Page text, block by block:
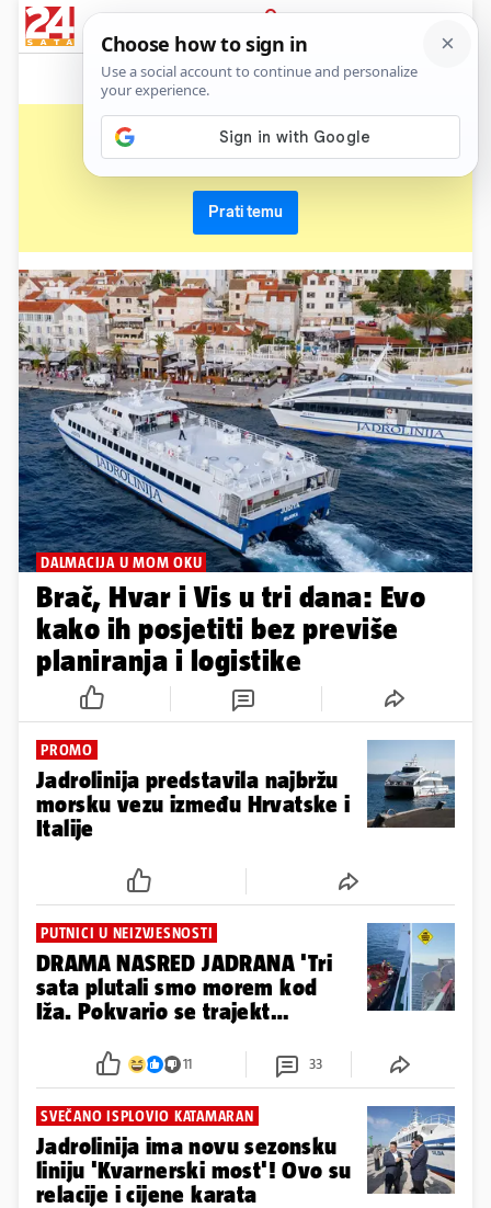
PRIJAVA
News
jadrolinija
Prati temu
DALMACIJA U MOM OKU
Brač, Hvar i Vis u tri dana: Evo
kako ih posjetiti bez previše
planiranja i logistike
PROMO
Jadrolinija predstavila najbržu
morsku vezu između Hrvatske i
Italije
PUTNICI U NEIZVJESNOSTI
DRAMA NASRED JADRANA 'Tri
sata plutali smo morem kod
Iža. Pokvario se trajekt
11 33
SVEČANO ISPLOVIO KATAMARAN
Jadrolinija ima novu sezonsku
liniju 'Kvarnerski most'! Ovo su
relacije i cijene karata